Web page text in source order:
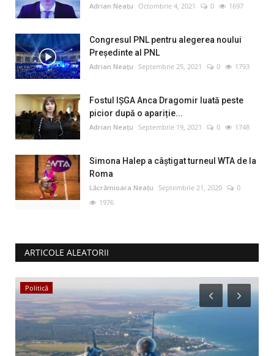
Adrian Neațu Octombrie 4, 2021 0 1697
Congresul PNL pentru alegerea noului
Preşedinte al PNL
Adrian Neațu Septembrie 25, 2021 0 1793
Fostul IȘGA Anca Dragomir luată peste
picior după o apariție...
Adrian Neațu Septembrie 19, 2021 0 1748
Simona Halep a câştigat turneul WTA de la
Roma
Lăcrămioara Neațu Septembrie 21, 2020
0
1976
ARTICOLE ALEATORII
Politică